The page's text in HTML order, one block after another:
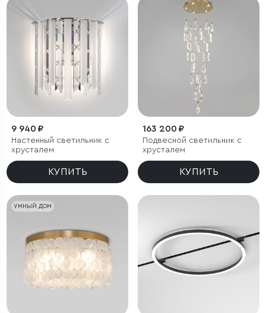
9 940 ₽
Настенный светильник с
хрусталем
КУПИТЬ
163 200 ₽
Подвесной светильник с
хрусталем
КУПИТЬ
УМНЫЙ ДОМ